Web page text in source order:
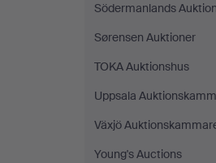
Södermanlands
Sørensen Auktioner
TOKA Auktionshus
Uppsala
Växjö
Young's Auctions